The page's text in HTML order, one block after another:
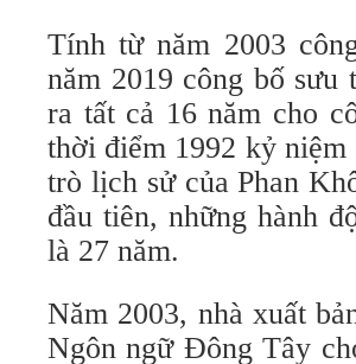
Tính từ năm 2003
năm 2019 công bố
ra tất cả 16 năm cho
thời điểm 1992 kỷ
trò lịch sử của Phan
đầu tiên, những hành
là 27 năm.
Năm 2003, nhà xuất
Ngôn ngữ Đông Tây